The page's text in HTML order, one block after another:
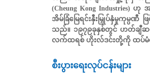
(Cheung Kong
အိမ်ခြံမြေရင်းနှီးမြှုပ်နှံမှုကုမ္ပ
သည်။ ၁၉၇၉ခုနှစ်တွင် ဟတ်ချီဆင်
လက်ထရစ် ဟိုးလ်ဒင်းတို့ကို ထပ်မံတ
စီးပွားရေးလုပ်ငန်းများ